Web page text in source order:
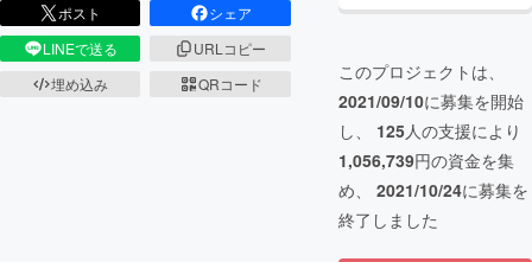
ポスト
シェア
LINEで送る
URLコピー
埋め込み
QRコード
このプロジェクトは、
2021/09/10に募集を開始
し、 125人の支援により
1,056,739円の資金を集
め、 2021/10/24に募集を
終了しました